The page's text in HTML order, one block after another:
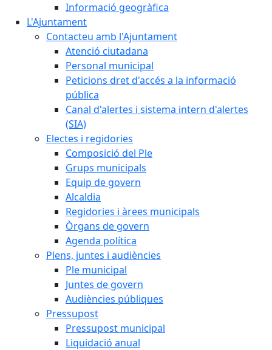
Informació geogràfica
L'Ajuntament
Contacteu amb l'Ajuntament
Atenció ciutadana
Personal municipal
Peticions dret d'accés a la informació
pública
Canal d'alertes i sistema intern d'alertes
(SIA)
Electes i regidories
Composició del Ple
Grups municipals
Equip de govern
Alcaldia
Regidories i àrees municipals
Òrgans de govern
Agenda política
Plens, juntes i audiències
Ple municipal
Juntes de govern
Audiències públiques
Pressupost
Pressupost municipal
Liquidació anual